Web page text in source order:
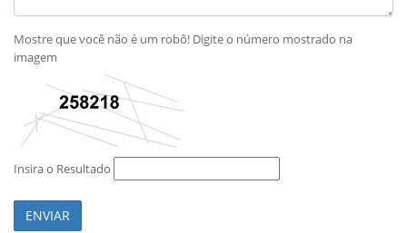
Mostre que você não é um robô! Digite o número mostrado na
imagem
Insira o Resultado
ENVIAR